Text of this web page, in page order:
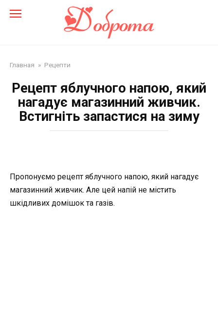
Главная » Рецепти
Рецепт яблучного напою, який
нагадує магазинний живчик.
Встигніть запастися на зиму
Пропонуємо рецепт яблучного напою, який нагадує
магазинний живчик. Але цей напій не містить
шкідливих домішок та газів.